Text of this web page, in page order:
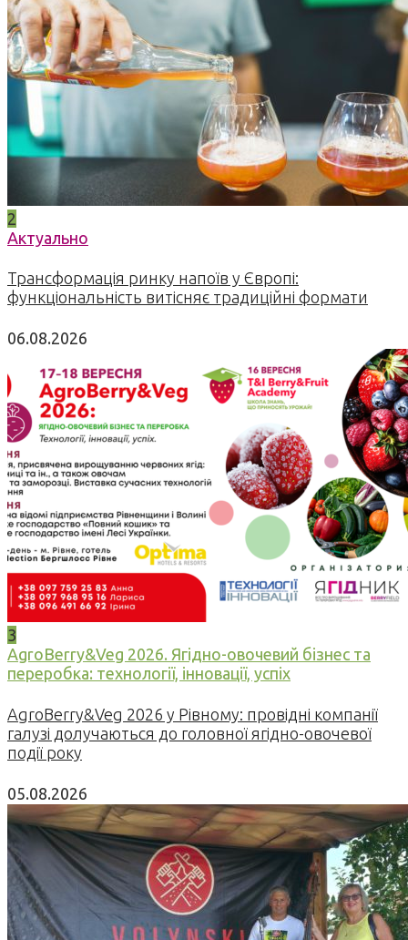
2
Актуально
Трансформація ринку напоїв у Європі:
функціональність витісняє традиційні формати
06.08.2026
3
AgroBerry&Veg 2026. Ягідно-овочевий бізнес та
переробка: технології, інновації, успіх
AgroBerry&Veg 2026 у Рівному: провідні компанії
галузі долучаються до головної ягідно-овочевої
події року
05.08.2026